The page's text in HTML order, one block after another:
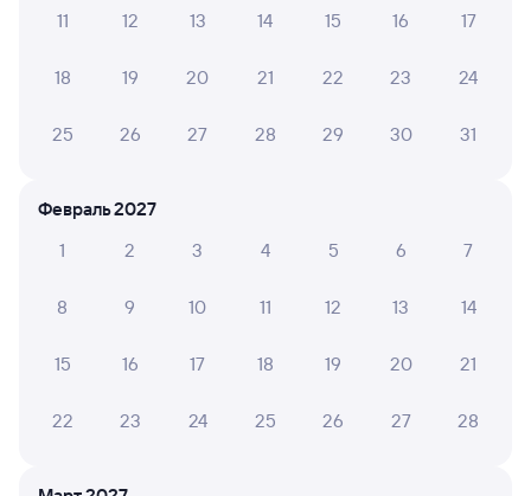
Посмотрите расписание поездов дальнего следования РЖД
из Нии в Новокуйбышевскую. Будьте внимательны, график
узнать актуальное расписание движения поездов
Про расписание Ния —
Новокуйбышевская
Билеты РЖД
Инструкция по приобретению билетов
А ещё здесь можно найти
11 12 13 14 15 16 17
18 19 20 21 22 23 24
25 26 27 28 29 30 31
Февраль 2027
1
2 3 4 5 6 7
8 9 10 11 12 13 14
15 16 17 18 19 20 21
22 23 24 25 26 27 28